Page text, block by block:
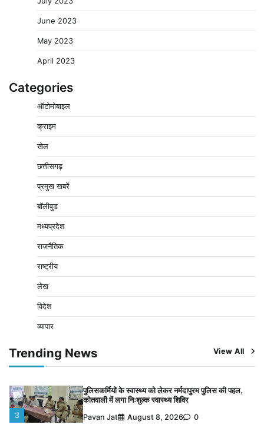
June 2023
May 2023
April 2023
Categories
ऑटोमोबाइल
क्राइम
खेल
छत्तीसगढ़
प्रमुख खबरें
बॉलीवुड
मध्यप्रदेश
राजनैतिक
राष्ट्रीय
लेख
विदेश
व्यापार
Trending News View All
कोतवाली में लगा निःशुल्क स्वास्थ्य शिविर
Pavan Jat August 8, 2026 0
पचमढ़ी में ‘मध्य प्रदेश की अमरनाथ यात्रा’ नागद्वारी का शुभारंभ
पहुंचने का अनुमान
Pavan Jat August 8, 2026 0
भारी बारिश के बीच कायस्थ समाज ने किया पौधरोपण, पर्यावरण
2
श्रद्धालुओं की भीड़
3
पुलिसकर्मियों के स्वास्थ्य को लेकर नर्मदापुरम पुलिस की पहल,
कोतवाली में लगा निःशुल्क स्वास्थ्य शिविर
Pavan Jat August 8, 2026 0